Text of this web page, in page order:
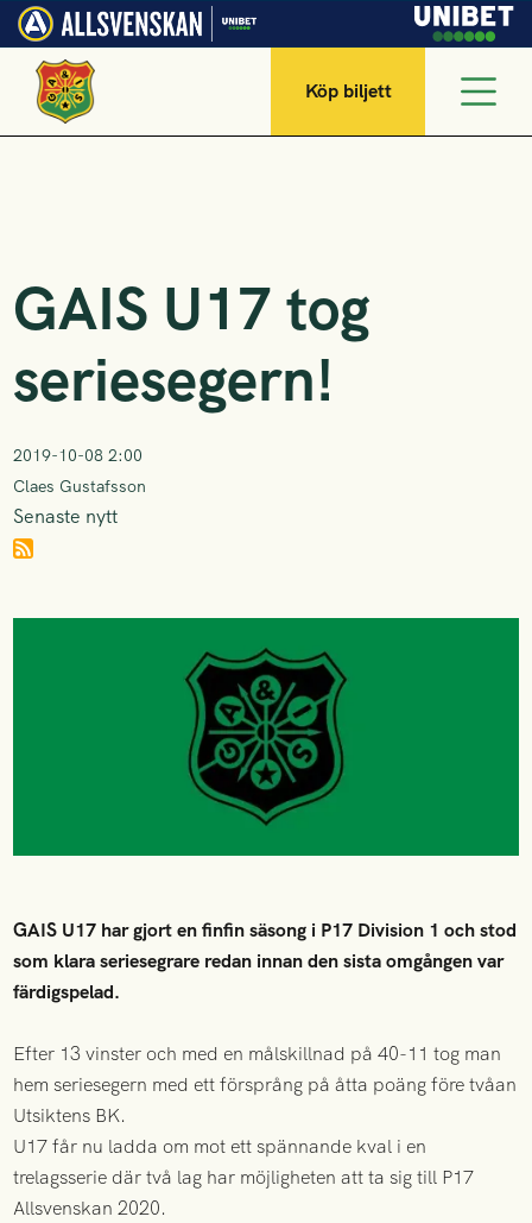
Köp biljett
GAIS U17 tog
seriesegern!
2019-10-08 2:00
Claes Gustafsson
Senaste nytt
GAIS U17 har gjort en finfin säsong i P17 Division 1 och stod
som klara seriesegrare redan innan den sista omgången var
färdigspelad.
Efter 13 vinster och med en målskillnad på 40-11 tog man
hem seriesegern med ett försprång på åtta poäng före tvåan
Utsiktens BK.
U17 får nu ladda om mot ett spännande kval i en
trelagsserie där två lag har möjligheten att ta sig till P17
Allsvenskan 2020.